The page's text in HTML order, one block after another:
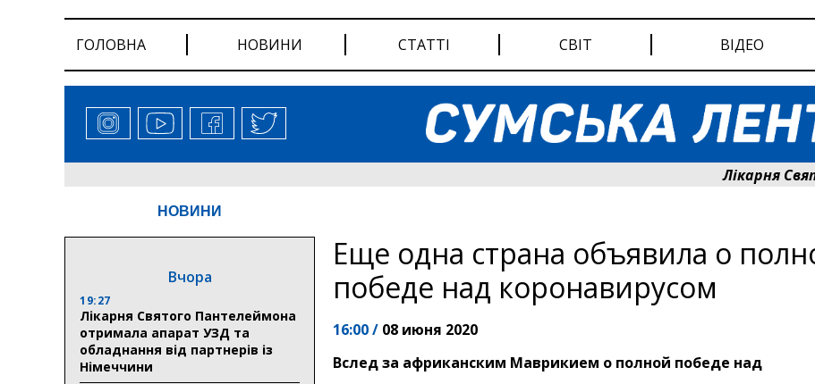
ГОЛОВНА НОВИНИ СТАТТІ СВІТ ВІДЕО
Лікарня
НОВИНИ
Вчора
19:27
Лікарня Святого Пантелеймона
отримала апарат УЗД та
обладнання від партнерів із
Німеччини
Еще одна страна объявила о
победе над коронавирусом
16:00 / 08 июня 2020
Вслед за африканским Маврикием о полной победе над